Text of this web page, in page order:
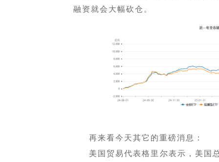
融资就会大幅砍仓。
再来看今天其它的重磅消息：
美国贸易代表格里尔表示，美国